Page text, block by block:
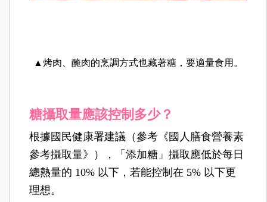
▲烤肉、醃肉的烹調方式也藏著糖，要適量食用。
糖攝取量應該控制多少？
根據國民健康署建議（參考《國人膳食營養素
參考攝取量》），「添加糖」攝取應低於每日
總熱量的 10% 以下，若能控制在 5% 以下更
理想。